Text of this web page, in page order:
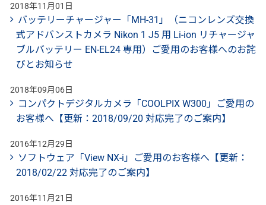
2018年11月01日
バッテリーチャージャー「MH-31」（ニコンレンズ交換
式アドバンストカメラ Nikon 1 J5 用 Li-ion リチャージャ
ブルバッテリー EN-EL24 専用）ご愛用のお客様へのお詫
びとお知らせ
2018年09月06日
コンパクトデジタルカメラ「COOLPIX W300」ご愛用の
お客様へ【更新：2018/09/20 対応完了のご案内】
2016年12月29日
ソフトウェア「View NX-i」ご愛用のお客様へ【更新：
2018/02/22 対応完了のご案内】
2016年11月21日